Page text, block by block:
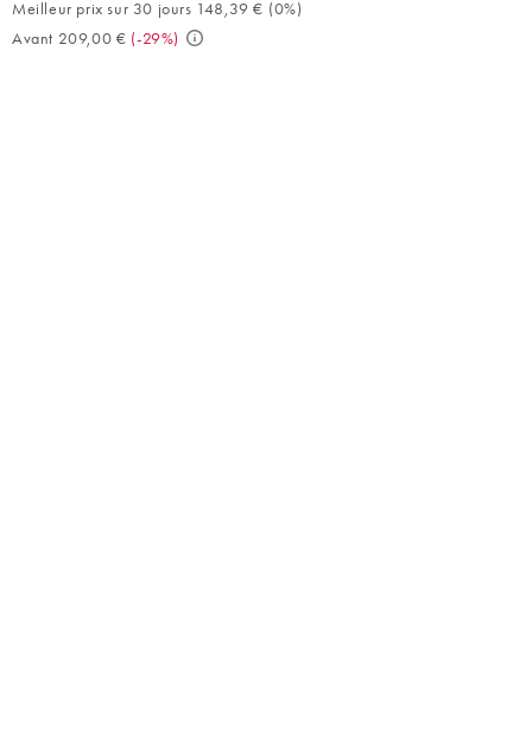
Meilleur prix sur 30 jours 148,39 € (0%)
Avant 209,00 € (-29%)